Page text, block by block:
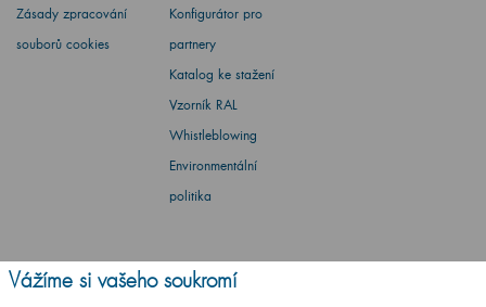
Zásady zpracování
souborů cookies
Konfigurátor pro
partnery
Katalog ke stažení
Vzorník RAL
Whistleblowing
Environmentální
politika
Vážíme si vašeho soukromí